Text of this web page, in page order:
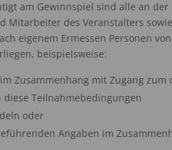
am Gewinnspiel sind alle an
Mitarbeiter des Veranstalters
eigenem Ermessen Personen
beispielsweise:
Zusammenhang mit Zugang
diese Teilnahmebedingungen
oder
Angaben im